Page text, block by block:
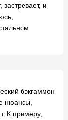
застревает, и
бэкгаммон
нюансы,
К примеру,